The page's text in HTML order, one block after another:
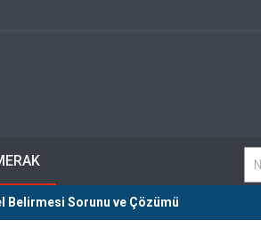
Belirmesi Sorunu ve Çözümü